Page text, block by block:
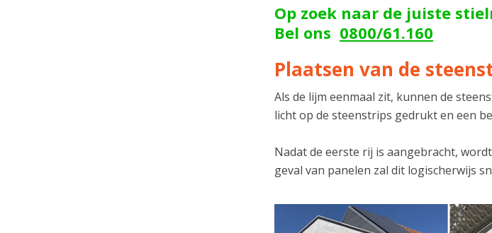
Op zoek naar de juiste
Bel ons 0800/61.160
Plaatsen van de
Als de lijm eenmaal zit, kunnen de
licht op de steenstrips gedrukt en een
Nadat de eerste rij is aangebracht,
geval van panelen zal dit logischerwijs